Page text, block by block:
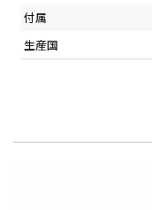
付属
生産国